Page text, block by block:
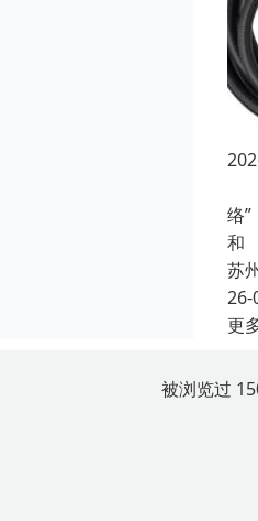
络
和
苏
26-
更
被浏览过